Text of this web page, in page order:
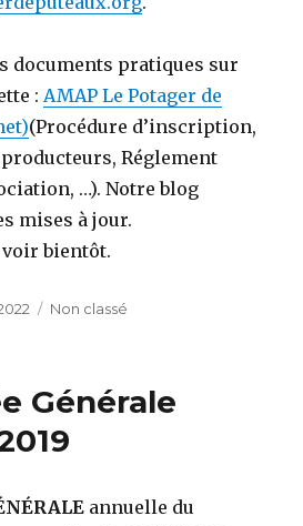
documents pratiques sur
:AMAP Le Potager de
(Procédure d’inscription,
Réglement
…). Notre blog
mises à jour.
voir bientôt.
Catégories
Non classé
Générale
annuelle du